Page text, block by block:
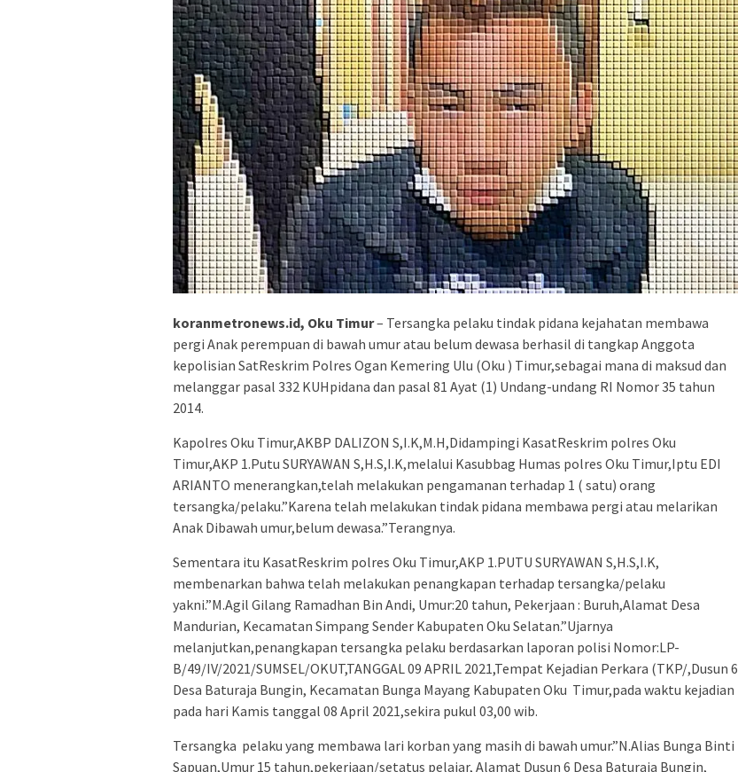
koranmetronews.id, Oku Timur– Tersangka pelaku tindak pidana kejahatan membawa
pergi Anak perempuan di bawah umur atau belum dewasa berhasil di tangkap Anggota
kepolisian SatReskrim Polres Ogan Kemering Ulu (Oku ) Timur,sebagai mana di maksud dan
melanggar pasal 332 KUHpidana dan pasal 81 Ayat (1) Undang-undang RI Nomor 35 tahun
2014.
Kapolres Oku Timur,AKBP DALIZON S,I.K,M.H,Didampingi KasatReskrim polres Oku
Timur,AKP 1.Putu SURYAWAN S,H.S,I.K,melalui Kasubbag Humas polres Oku Timur,Iptu EDI
ARIANTO menerangkan,telah melakukan pengamanan terhadap 1 ( satu) orang
tersangka/pelaku.”Karena telah melakukan tindak pidana membawa pergi atau melarikan
Anak Dibawah umur,belum dewasa.”Terangnya.
Sementara itu KasatReskrim polres Oku Timur,AKP 1.PUTU SURYAWAN S,H.S,I.K,
membenarkan bahwa telah melakukan penangkapan terhadap tersangka/pelaku
yakni.”M.Agil Gilang Ramadhan Bin Andi, Umur:20 tahun, Pekerjaan : Buruh,Alamat Desa
Mandurian, Kecamatan Simpang Sender Kabupaten Oku Selatan.”Ujarnya
melanjutkan,penangkapan tersangka pelaku berdasarkan laporan polisi Nomor:LP-
B/49/IV/2021/SUMSEL/OKUT,TANGGAL 09 APRIL 2021,Tempat Kejadian Perkara (TKP/,Dusun 6
Desa Baturaja Bungin, Kecamatan Bunga Mayang Kabupaten Oku Timur,pada waktu kejadian
pada hari Kamis tanggal 08 April 2021,sekira pukul 03,00 wib.
Tersangka pelaku yang membawa lari korban yang masih di bawah umur.”N.Alias Bunga Binti
Sapuan,Umur 15 tahun,pekerjaan/setatus pelajar, Alamat Dusun 6 Desa Baturaja Bungin,